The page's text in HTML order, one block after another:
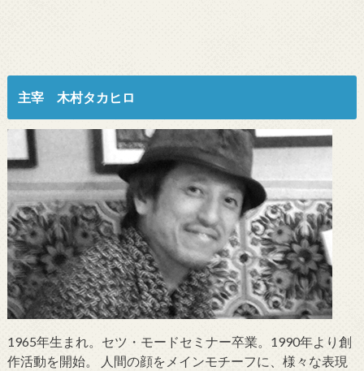
主宰 木村タカヒロ
1965年生まれ。セツ・モードセミナー卒業。1990年より創
作活動を開始。 人間の顔をメインモチーフに、様々な表現